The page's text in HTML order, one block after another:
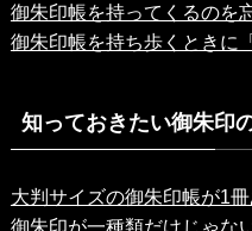
御朱印帳を持ってくるのを
御朱印帳を持ち歩くときに
知っておきたい御朱印
大判サイズの御朱印帳が1
御朱印が一種類だけじゃな